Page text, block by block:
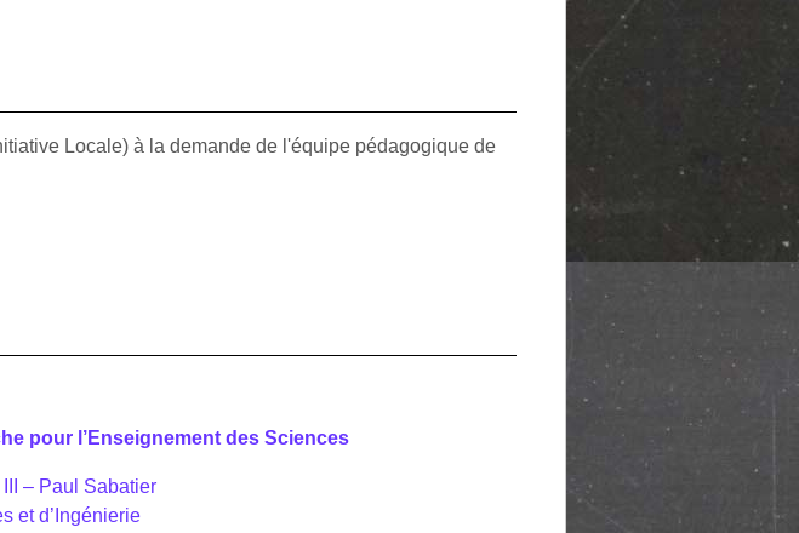
Locale) à la demande de l'équipe pédagogique de
pour l’Enseignement des Sciences
– Paul Sabatier
et d’Ingénierie